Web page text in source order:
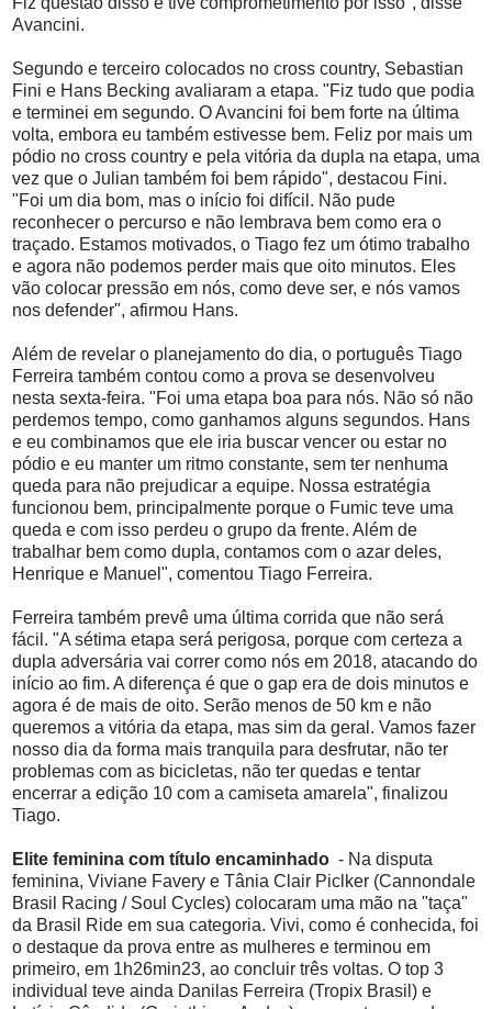
Avancini.
Segundo e terceiro colocados no cross country, Sebastian
Fini e Hans Becking avaliaram a etapa. "Fiz tudo que podia
e terminei em segundo. O Avancini foi bem forte na última
volta, embora eu também estivesse bem. Feliz por mais um
pódio no cross country e pela vitória da dupla na etapa, uma
vez que o Julian também foi bem rápido", destacou Fini.
"Foi um dia bom, mas o início foi difícil. Não pude
reconhecer o percurso e não lembrava bem como era o
traçado. Estamos motivados, o Tiago fez um ótimo trabalho
e agora não podemos perder mais que oito minutos. Eles
vão colocar pressão em nós, como deve ser, e nós vamos
nos defender", afirmou Hans.
Além de revelar o planejamento do dia, o português Tiago
Ferreira também contou como a prova se desenvolveu
nesta sexta-feira. "Foi uma etapa boa para nós. Não só não
perdemos tempo, como ganhamos alguns segundos. Hans
e eu combinamos que ele iria buscar vencer ou estar no
pódio e eu manter um ritmo constante, sem ter nenhuma
queda para não prejudicar a equipe. Nossa estratégia
funcionou bem, principalmente porque o Fumic teve uma
queda e com isso perdeu o grupo da frente. Além de
trabalhar bem como dupla, contamos com o azar deles,
Henrique e Manuel", comentou Tiago Ferreira.
Ferreira também prevê uma última corrida que não será
fácil. "A sétima etapa será perigosa, porque com certeza a
dupla adversária vai correr como nós em 2018, atacando do
início ao fim. A diferença é que o gap era de dois minutos e
agora é de mais de oito. Serão menos de 50 km e não
queremos a vitória da etapa, mas sim da geral. Vamos fazer
nosso dia da forma mais tranquila para desfrutar, não ter
problemas com as bicicletas, não ter quedas e tentar
encerrar a edição 10 com a camiseta amarela", finalizou
Tiago.
Elite feminina com título encaminhado - Na disputa
feminina, Viviane Favery e Tânia Clair Piclker (Cannondale
Brasil Racing / Soul Cycles) colocaram uma mão na "taça"
da Brasil Ride em sua categoria. Vivi, como é conhecida, foi
o destaque da prova entre as mulheres e terminou em
primeiro, em 1h26min23, ao concluir três voltas. O top 3
individual teve ainda Danilas Ferreira (Tropix Brasil) e